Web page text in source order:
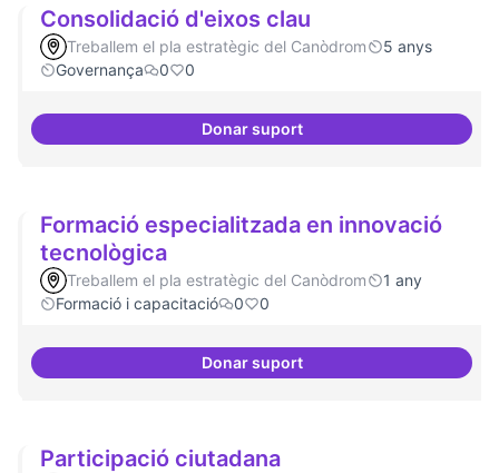
Consolidació d'eixos clau
Treballem el pla estratègic del Canòdrom
5 anys
Governança
0 0
Donar suportConsolidació d'eixos clau
Formació especialitzada en innovació
tecnològica
Treballem el pla estratègic del Canòdrom
1 any
Formació i capacitació
0 0
Donar suportFormació especialitzada en
Participació ciutadana